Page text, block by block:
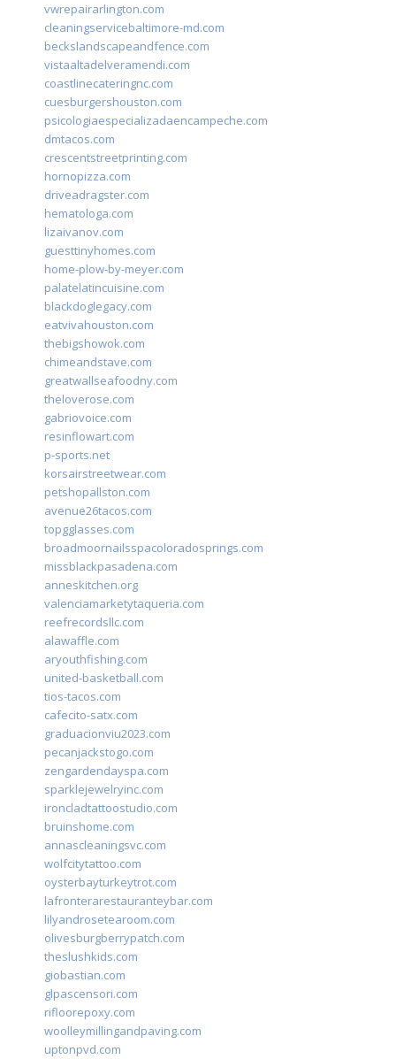
vwrepairarlington.com
cleaningservicebaltimore-md.com
beckslandscapeandfence.com
vistaaltadelveramendi.com
coastlinecateringnc.com
cuesburgershouston.com
psicologiaespecializadaencampeche.com
dmtacos.com
crescentstreetprinting.com
hornopizza.com
driveadragster.com
hematologa.com
lizaivanov.com
guesttinyhomes.com
home-plow-by-meyer.com
palatelatincuisine.com
blackdoglegacy.com
eatvivahouston.com
thebigshowok.com
chimeandstave.com
greatwallseafoodny.com
theloverose.com
gabriovoice.com
resinflowart.com
p-sports.net
korsairstreetwear.com
petshopallston.com
avenue26tacos.com
topgglasses.com
broadmoornailsspacoloradosprings.com
missblackpasadena.com
anneskitchen.org
valenciamarketytaqueria.com
reefrecordsllc.com
alawaffle.com
aryouthfishing.com
united-basketball.com
tios-tacos.com
cafecito-satx.com
graduacionviu2023.com
pecanjackstogo.com
zengardendayspa.com
sparklejewelryinc.com
ironcladtattoostudio.com
bruinshome.com
annascleaningsvc.com
wolfcitytattoo.com
oysterbayturkeytrot.com
lafronterarestauranteybar.com
lilyandrosetearoom.com
olivesburgberrypatch.com
theslushkids.com
giobastian.com
glpascensori.com
rifloorepoxy.com
woolleymillingandpaving.com
uptonpvd.com